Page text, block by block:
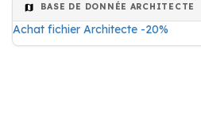
BASE DE DONNÉE ARCHITECTE
Achat fichier Architecte -20%